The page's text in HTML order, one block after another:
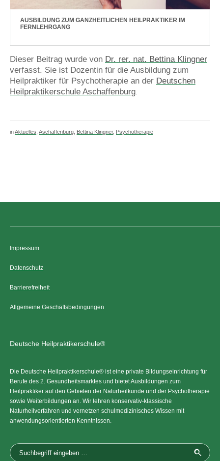
AUSBILDUNG ZUM GANZHEITLICHEN HEILPRAKTIKER IM
FERNLEHRGANG
Dieser Beitrag wurde von Dr. rer. nat. Bettina Klingner
verfasst. Sie ist Dozentin für die Ausbildung zum
Heilpraktiker für Psychotherapie an der Deutschen
Heilpraktikerschule Aschaffenburg.
inAktuelles Aschaffenburg Bettina Klingner, Psychotherapie
Impressum
Datenschutz
Barrierefreiheit
Allgemeine Geschäftsbedingungen
Deutsche Heilpraktikerschule®
Die Deutsche Heilpraktikerschule® ist eine private Bildungseinrichtung für
Berufe des 2. Gesundheitsmarktes und bietet Ausbildungen zum
Heilpraktiker auf den Gebieten der Naturheilkunde und der Psychotherapie
sowie Weiterbildungen an. Wir lehren konservativ-klassische
Naturheilverfahren und vernetzen schulmedizinisches Wissen mit
anwendungsorientierten Kenntnissen.